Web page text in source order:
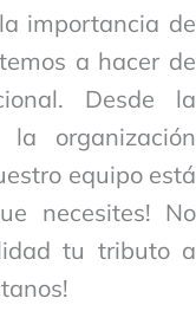
importancia de
a hacer de
Desde la
organización
equipo está
necesites! No
tu tributo a